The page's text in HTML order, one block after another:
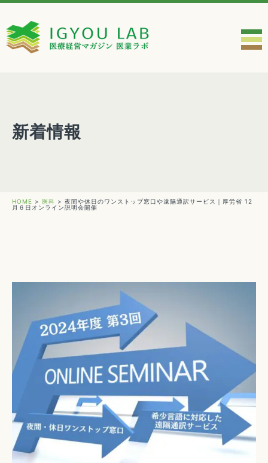
新着情報
HOME > 医科 > 夜間や休日のワンストップ窓口や遠隔通訳サービス｜厚労省 12
月６日オンライン説明会開催